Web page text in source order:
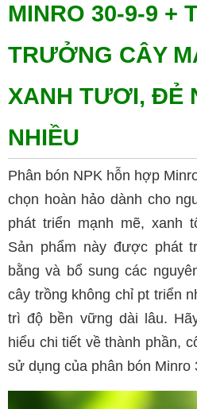
MINRO 30-9-9 +
TRƯỞNG CÂY
XANH TƯƠI, ĐẺ
NHIỀU
Phân bón NPK hỗn hợp
chọn hoàn hảo dành cho
phát triển mạnh mẽ, xanh
Sản phẩm này được phát
bằng và bổ sung các
cây trồng không chỉ pt triển
trì độ bền vững dài lâu.
hiểu chi tiết về thành phần,
sử dụng của phân bón